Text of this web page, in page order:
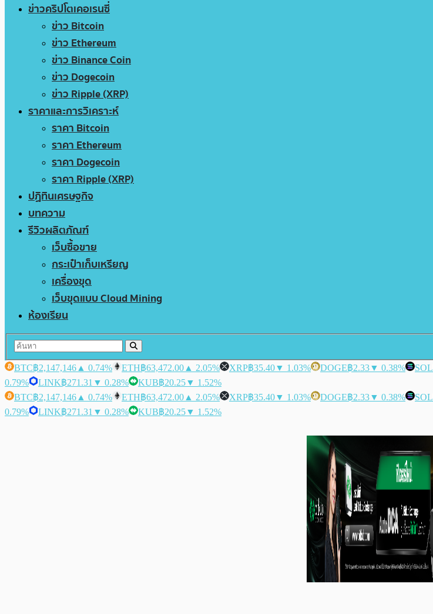
ข่าวคริปโตเคอเรนซี่
ข่าว Bitcoin
ข่าว Ethereum
ข่าว Binance Coin
ข่าว Dogecoin
ข่าว Ripple (XRP)
ราคาและการวิเคราะห์
ราคา Bitcoin
ราคา Ethereum
ราคา Dogecoin
ราคา Ripple (XRP)
ปฏิทินเศรษฐกิจ
บทความ
รีวิวผลิตภัณฑ์
เว็บซื้อขาย
กระเป๋าเก็บเหรียญ
เครื่องขุด
เว็บขุดแบบ Cloud Mining
ห้องเรียน
BTC฿2,147,146 ▲ 0.74% ETH฿63,472.00 ▲ 2.05% XRP฿35.40▼ 1.03% DOGE฿2.33▼ 0.38% SOL
0.79%
LINK฿271.31 ▼ 0.28% KUB฿20.25▼ 1.52%
BTC฿2,147,146 ▲ 0.74% ETH฿63,472.00 ▲ 2.05% XRP฿35.40▼ 1.03% DOGE฿2.33▼ 0.38% SOL
0.79%
LINK฿271.31 ▼ 0.28% KUB฿20.25▼ 1.52%